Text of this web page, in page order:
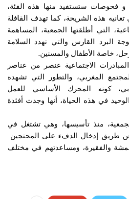
و فحوصات ستستفيد منها هذه الفئة،
هذه الشريحة، كما تهدف القافلة
التي أطلقتها الجمعية، المساهمة
البرد القارس والتي تهدد السلامة
خاصة الأطفال والمسنين.
الاجتماعية عنصر من عناصر
المغربي، والتطور التي تشهده
كونه المحرك الأساسي للعمل
في هذه الحياة، أنها وجدت أفئدة
منذ تأسيسها، وهي تشتغل في
عن طريق إدخال الدفء على المحتجين
والفقيرة، ومساعدتهم في مختلف